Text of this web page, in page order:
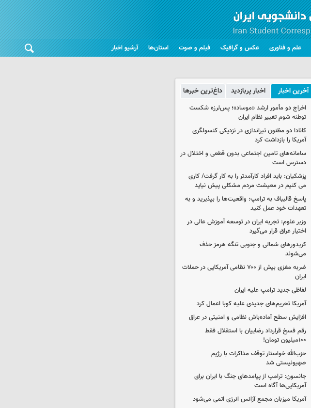
علم و فناوری عکس و گرافیک فیلم و صوت استان‌ها آرشیو اخبار
آخرین اخبار اخبار پربازدید داغ‌ترین خبرها
اخراج دو مأمور ارشد «موساد»؛ پس‌لرزه شکست
توطئه شوم تغییر نظام ایران
کانادا دو مظنون تیراندازی در نزدیکی کنسولگری
آمریکا را بازداشت کرد
سامانه‌های تامین اجتماعی بدون قطعی و اختلال در
دسترس است
پزشکیان: باید افراد کارآمدتر را به کار گرفت/ کاری
می کنیم در معیشت مردم مشکلی پیش نیاید
پاسخ قالیباف به ترامپ: واقعیت‌ها را بپذیرید و به
تعهدات خود عمل کنید
وزیر علوم: تجربه ایران در توسعه آموزش عالی در
اختیار عراق قرار می‌گیرد
کریدورهای شمالی و جنوبی تنگه هرمز حذف
می‌شوند
ضربه مغزی بیش از ۷۰۰ نظامی آمریکایی در حملات
ایران
لفاظی جدید ترامپ علیه ایران
آمریکا تحریم‌های جدیدی علیه کوبا اعمال کرد
افزایش سطح آماده‌باش نظامی و امنیتی در عراق
رقم فسخ قرارداد رضاییان با استقلال فقط
۱۰۰میلیون تومان!
حزب‌الله خواستار توقف مذاکرات با رژیم
صهیونیستی شد
جانسون: ترامپ از پیامدهای جنگ با ایران برای
آمریکایی‌ها آگاه است
آمریکا میزبان مجمع آژانس انرژی اتمی می‌شود